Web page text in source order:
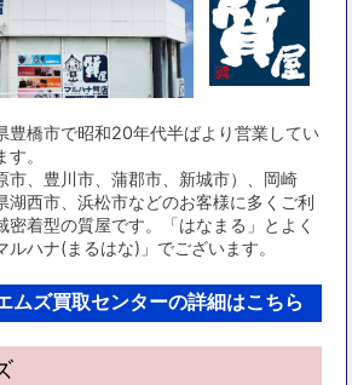
豊橋市で昭和20年代半ばより営業してい
。
市、豊川市、蒲郡市、新城市）、岡崎
湖西市、浜松市などのお客様に多くご利
密着型の質屋です。「はなまる」とよく
ハナ(まるはな)」でございます。
ムズ買取センターの詳細はこちら